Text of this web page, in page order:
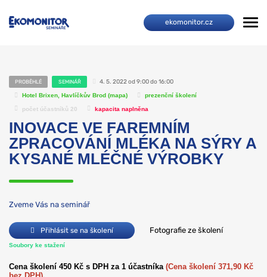
ekomonitor.cz
PROBĚHLÉ SEMINÁŘ 4. 5. 2022 od 9:00 do 16:00
Hotel Brixen, Havlíčkův Brod (mapa) prezenční školení
počet účastníků 20 kapacita naplněna
INOVACE VE FAREMNÍM
ZPRACOVÁNÍ MLÉKA NA SÝRY A
KYSANÉ MLÉČNÉ VÝROBKY
Zveme Vás na seminář
Přihlásit se na školení Fotografie ze školení
Soubory ke stažení
Cena školení 450 Kč s DPH za 1 účastníka (Cena školení 371,90 Kč